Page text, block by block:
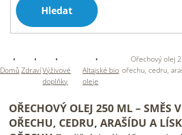
Hledat
Domů ZdravíVýživové
doplňky
Altajské bio
oleje
Ořechový olej
ořechu, cedru,
OŘECHOVÝ OLEJ 250 ML – SMĚS
OŘECHU, CEDRU, ARAŠÍDU A